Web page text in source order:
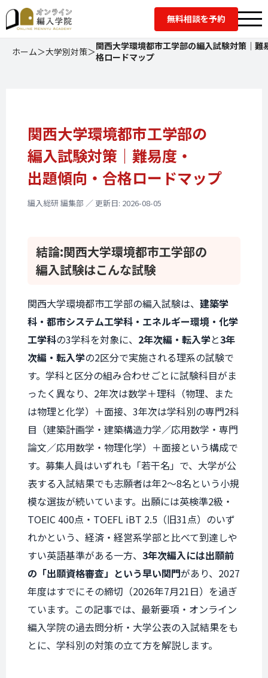
無料相談を予約
ホーム＞大学別対策＞関西大学環境都市工学部の編入試験対策｜難
格ロードマップ
関西大学環境都市工学部の
編入試験対策｜ 難易度・
出題傾向・ 合格ロードマップ
編入総研 編集部 ／ 更新日: 2026-08-05
結論:関西大学環境都市工学部の
編入試験はこんな試験
関西大学環境都市工学部の編入試験は、 建築学
科・都市システム工学科・エネルギー環境・化学
工学科の3学科を対象に、 2年次編・転入学と3年
次編・転入学の2区分で実施される理系の試験で
す。学科と区分の組み合わせごとに試験科目がま
ったく異なり、2年次は数学＋理科（物理、また
は物理と化学）＋面接、3年次は学科別の専門2科
目（建築計画学・建築構造力学／応用数学・専門
論文／応用数学・物理化学）＋面接という構成で
す。募集人員はいずれも「若干名」で、大学が公
表する入試結果でも志願者は年2〜8名という小規
模な選抜が続いています。出願には英検準2級・
TOEIC 400点・TOEFL iBT 2.5（旧31点）のいず
れかという、経済・経営系学部と比べて到達しや
すい英語基準がある一方、 3年次編入には出願前
の「出願資格審査」という早い関門があり、2027
年度はすでにその締切（2026年7月21日）を過ぎ
ています。この記事では、最新要項・オンライン
編入学院の過去問分析・大学公表の入試結果をも
とに、学科別の対策の立て方を解説します。